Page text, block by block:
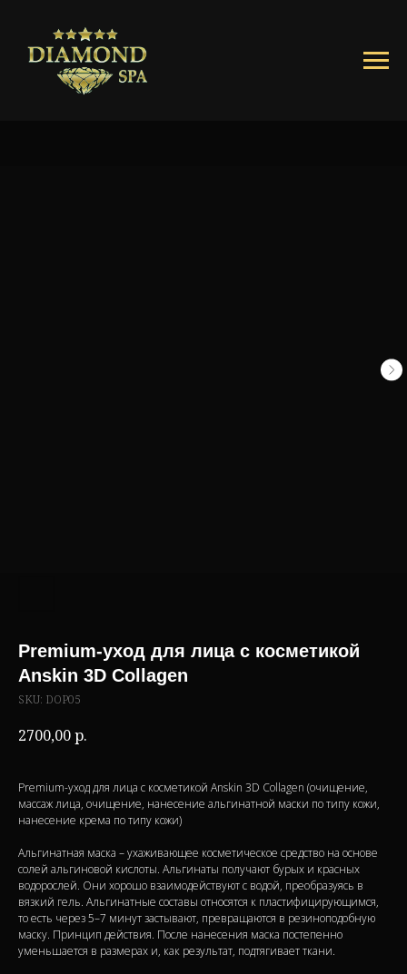
Premium-уход для лица с косметикой
Anskin 3D Collagen
SKU: DOP05
2700,00р.
Premium-уход для лица с косметикой Anskin 3D Collagen (очищение,
массаж лица, очищение, нанесение альгинатной маски по типу кожи,
нанесение крема по типу кожи)
Альгинатная маска – ухаживающее косметическое средство на основе
солей альгиновой кислоты. Альгинаты получают бурых и красных
водорослей. Они хорошо взаимодействуют с водой, преобразуясь в
вязкий гель. Альгинатные составы относятся к пластифицирующимся,
то есть через 5–7 минут застывают, превращаются в резиноподобную
маску. Принцип действия. После нанесения маска постепенно
уменьшается в размерах и, как результат, подтягивает ткани.